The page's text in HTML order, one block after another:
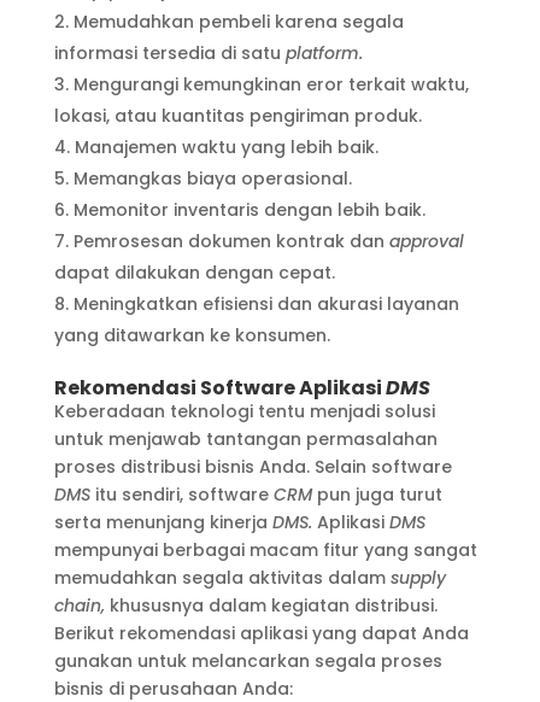
Memudahkan pembeli karena segala
informasi tersedia di satu platform.
Mengurangi kemungkinan eror terkait waktu,
lokasi, atau kuantitas pengiriman produk.
Manajemen waktu yang lebih baik.
Memangkas biaya operasional.
Memonitor inventaris dengan lebih baik.
Pemrosesan dokumen kontrak dan approval
dapat dilakukan dengan cepat.
Meningkatkan efisiensi dan akurasi layanan
yang ditawarkan ke konsumen.
Rekomendasi Software AplikasiDMS
Keberadaan teknologi tentu menjadi solusi
untuk menjawab tantangan permasalahan
proses distribusi bisnis Anda. Selain software
DMSitu sendiri, software CRM pun juga turut
serta menunjang kinerja DMS. Aplikasi DMS
mempunyai berbagai macam fitur yang sangat
memudahkan segala aktivitas dalam supply
chain, khususnya dalam kegiatan distribusi.
Berikut rekomendasi aplikasi yang dapat Anda
gunakan untuk melancarkan segala proses
bisnis di perusahaan Anda: